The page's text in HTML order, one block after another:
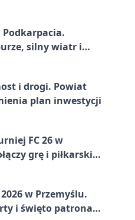
Podkarpacia.
silny wiatr i
i drogi. Powiat
plan inwestycji
FC 26 w
grę i piłkarski
w Przemyślu.
i święto patrona